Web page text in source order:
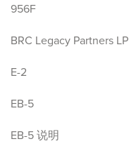
956F
BRC Legacy Partners LP
E-2
EB-5
EB-5 说明